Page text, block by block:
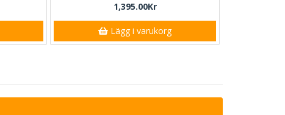
1,395.00Kr
Lägg i varukorg